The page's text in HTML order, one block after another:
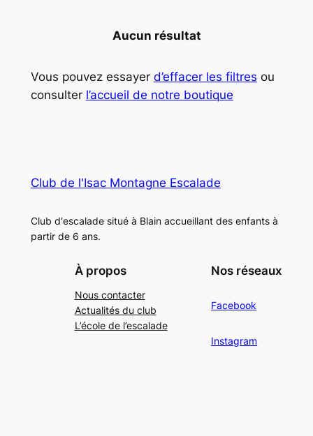
Aucun résultat
Vous pouvez essayer d’effacer les filtres ou
consulter l’accueil de notre boutique
Club de l'Isac Montagne Escalade
Club d'escalade situé à Blain accueillant des enfants à
partir de 6 ans.
À propos
Nous contacter
Actualités du club
L’école de l’escalade
Nos réseaux
Facebook
Instagram